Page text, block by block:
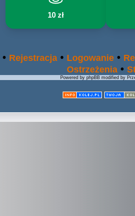
10 zł
• Rejestracja • Logowanie •
Ostrzeżenia •
Powered by phpBB modified by